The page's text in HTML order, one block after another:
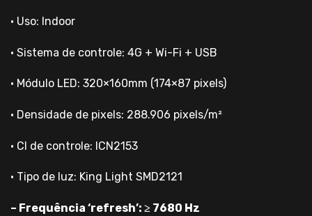
• Uso: Indoor
• Sistema de controle: 4G + Wi-Fi + USB
• Módulo LED: 320×160mm (174×87 pixels)
• Densidade de pixels: 288.906 pixels/m²
• CI de controle: ICN2153
• Tipo de luz: King Light SMD2121
– Frequência ‘refresh’: ≥ 7680 Hz